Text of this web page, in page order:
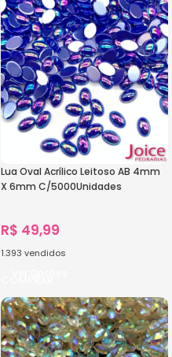
Lua Oval Acrílico Leitoso AB 4mm
X 6mm C/5000Unidades
R$ 49,99
1.393 vendidos